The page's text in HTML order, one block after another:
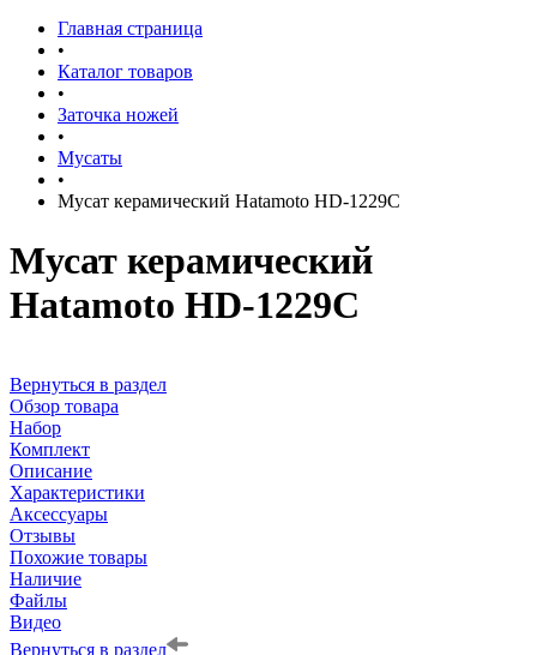
Главная страница
•
Каталог товаров
•
Заточка ножей
•
Мусаты
•
Мусат керамический Hatamoto HD-1229C
Мусат керамический
Hatamoto HD-1229C
Вернуться в раздел
Обзор товара
Набор
Комплект
Описание
Характеристики
Аксессуары
Отзывы
Похожие товары
Наличие
Файлы
Видео
Вернуться в раздел